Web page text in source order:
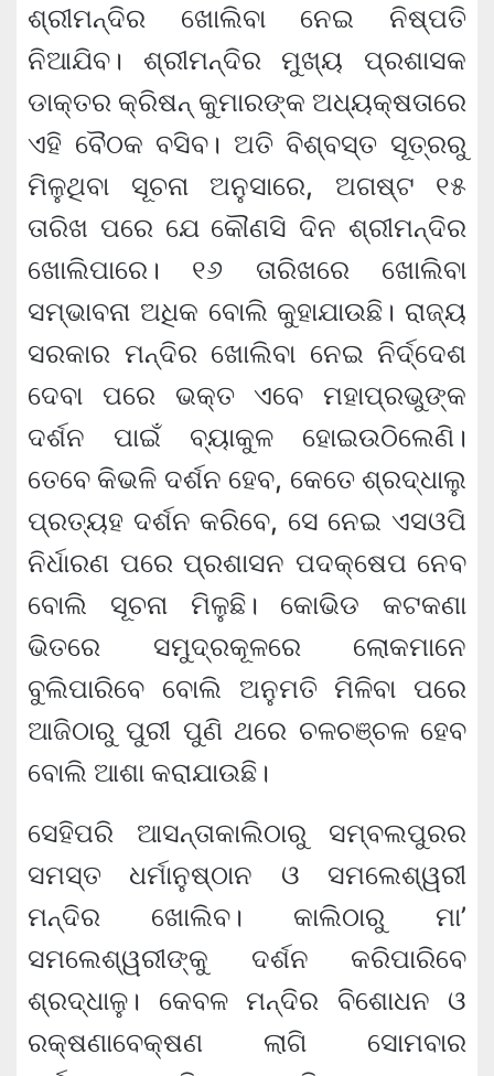
ଶ୍ରୀମନ୍ଦିର ଖୋଲିବା ନେଇ ନିଷ୍ପତି
ନିଆଯିବ। ଶ୍ରୀମନ୍ଦିର ମୁଖ୍ୟ ପ୍ରଶାସକ
ଡାକ୍ତର କ୍ରିଷନ୍ କୁମାରଙ୍କ ଅଧ୍ୟକ୍ଷତାରେ
ଏହି ବୈଠକ ବସିବ। ଅତି ବିଶ୍ବସ୍ତ ସୂତ୍ରରୁ
ମିଳୁଥିବା ସୂଚନା ଅନୁସାରେ, ଅଗଷ୍ଟ ୧୫
ତାରିଖ ପରେ ଯେ କୌଣସି ଦିନ ଶ୍ରୀମନ୍ଦିର
ଖୋଲିପାରେ। ୧୬ ତାରିଖରେ ଖୋଲିବା
ସମ୍ଭାବନା ଅଧିକ ବୋଲି କୁହାଯାଉଛି। ରାଜ୍ୟ
ସରକାର ମନ୍ଦିର ଖୋଲିବା ନେଇ ନିର୍ଦ୍ଦେଶ
ଦେବା ପରେ ଭକ୍ତ ଏବେ ମହାପ୍ରଭୁଙ୍କ
ଦର୍ଶନ ପାଇଁ ବ୍ୟାକୁଳ ହୋଇଉଠିଲେଣି।
ତେବେ କିଭଳି ଦର୍ଶନ ହେବ, କେତେ ଶ୍ରଦ୍ଧାଲୁ
ପ୍ରତ୍ୟହ ଦର୍ଶନ କରିବେ, ସେ ନେଇ ଏସଓପି
ନିର୍ଧାରଣ ପରେ ପ୍ରଶାସନ ପଦକ୍ଷେପ ନେବ
ବୋଲି ସୂଚନା ମିଳୁଛି। କୋଭିଡ କଟକଣା
ଭିତରେ ସମୁଦ୍ରକୂଳରେ ଲୋକମାନେ
ବୁଲିପାରିବେ ବୋଲି ଅନୁମତି ମିଳିବା ପରେ
ଆଜିଠାରୁ ପୁରୀ ପୁଣି ଥରେ ଚଳଚଞ୍ଚଳ ହେବ
ବୋଲି ଆଶା କରାଯାଉଛି।
ସେହିପରି ଆସନ୍ତାକାଲିଠାରୁ ସମ୍ବଲପୁରର
ସମସ୍ତ ଧର୍ମାନୁଷ୍ଠାନ ଓ ସମଲେଶ୍ୱରୀ
ମନ୍ଦିର ଖୋଲିବ। କାଲିଠାରୁ ମା’
ସମଲେଶ୍ୱରୀଙ୍କୁ ଦର୍ଶନ କରିପାରିବେ
ଶ୍ରଦ୍ଧାଳୁ। କେବଳ ମନ୍ଦିର ବିଶୋଧନ ଓ
ରକ୍ଷଣାବେକ୍ଷଣ ଲାଗି ସୋମବାର